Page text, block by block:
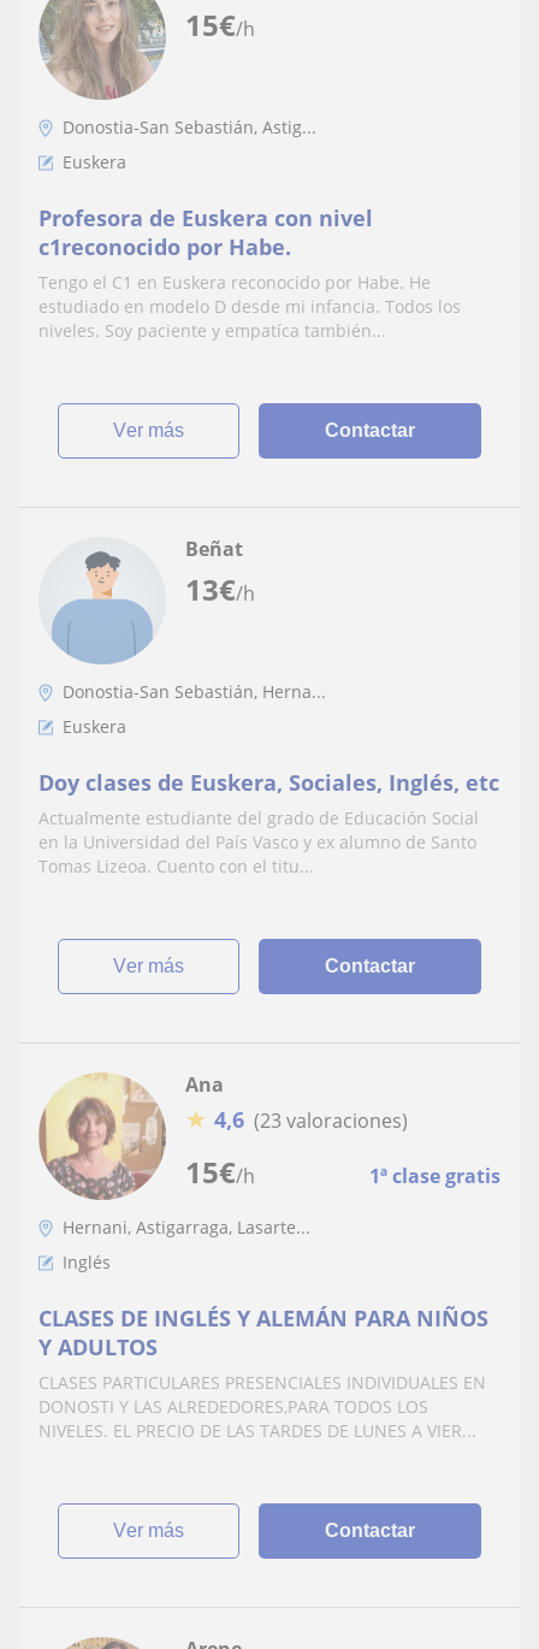
15€/h
Donostia-San Sebastián, Astig...
Euskera
Profesora de Euskera con nivel
c1reconocido por Habe.
Tengo el C1 en Euskera reconocido por Habe. He
estudiado en modelo D desde mi infancia. Todos los
niveles. Soy paciente y empatíca también...
ver más Contactar
13€/h
Beñat
Donostia-San Sebastián, Herna...
Euskera
Doy clases de Euskera, Sociales, Inglés, etc
Actualmente estudiante del grado de Educación Social
en la Universidad del País Vasco y ex alumno de Santo
Tomas Lizeoa. Cuento con el titu...
ver más Contactar
15€/h 1ª clase gratis
Ana
★ 4,6 (23 valoraciones)
Hernani, Astigarraga, Lasarte...
Inglés
CLASES DE INGLÉS Y ALEMÁN PARA NIÑOS
Y ADULTOS
CLASES PARTICULARES PRESENCIALES INDIVIDUALES EN
DONOSTI Y LAS ALREDEDORES,PARA TODOS LOS
NIVELES. EL PRECIO DE LAS TARDES DE LUNES A VIER...
ver más Contactar